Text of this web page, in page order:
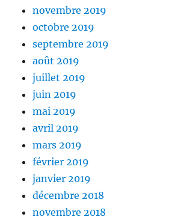
novembre 2019
octobre 2019
septembre 2019
août 2019
juillet 2019
juin 2019
mai 2019
avril 2019
mars 2019
février 2019
janvier 2019
décembre 2018
novembre 2018